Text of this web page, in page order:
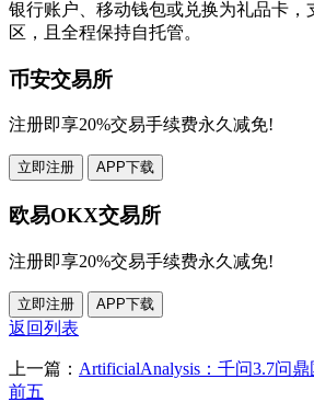
银行账户、移动钱包或兑换为礼品卡，
区，且全程保持自托管。
币安交易所
注册即享20%交易手续费永久减免!
立即注册 APP下载
欧易OKX交易所
注册即享20%交易手续费永久减免!
立即注册 APP下载
返回列表
上一篇： ArtificialAnalysis：千问3.7问
前五